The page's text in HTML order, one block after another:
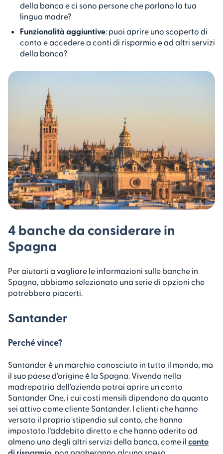
della banca e ci sono persone che parlano la tua
lingua madre?
Funzionalità aggiuntive: puoi aprire uno scoperto di
conto e accedere a conti di risparmio e ad altri servizi
della banca?
4 banche da considerare in
Spagna
Per aiutarti a vagliare le informazioni sulle banche in
Spagna, abbiamo selezionato una serie di opzioni che
potrebbero piacerti.
Santander
Perché vince?
Santander è un marchio conosciuto in tutto il mondo, ma
il suo paese d’origine è la Spagna. Vivendo nella
madrepatria dell’azienda potrai aprire un conto
Santander One, i cui costi mensili dipendono da quanto
sei attivo come cliente Santander. I clienti che hanno
versato il proprio stipendio sul conto, che hanno
impostato l’addebito diretto e che hanno aderito ad
almeno uno degli altri servizi della banca, come il conto